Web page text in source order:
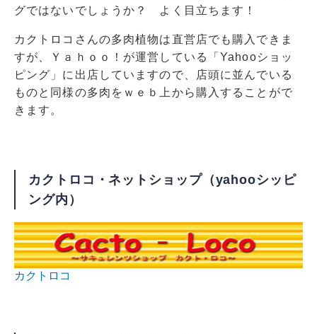
グではないでしょうか？ よく目立ちます！
カクトロコさんの多肉植物は直営店でも購入できま
すが、Ｙａｈｏｏ！が運営している「Yahooショッ
ピング」に出店していますので、店頭に並んでいる
ものと同様の多肉をｗｅｂ上から購入することがで
きます。
カクトロコ・ネットショップ（yahooシッピ
ング内）
カクトロコ